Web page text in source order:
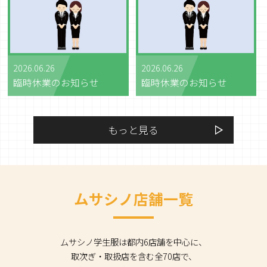
2026.06.26
臨時休業のお知らせ
2026.06.26
臨時休業のお知らせ
もっと見る
ムサシノ店舗一覧
ムサシノ学生服は都内6店舗を中心に、
取次ぎ・取扱店を含む全70店で、